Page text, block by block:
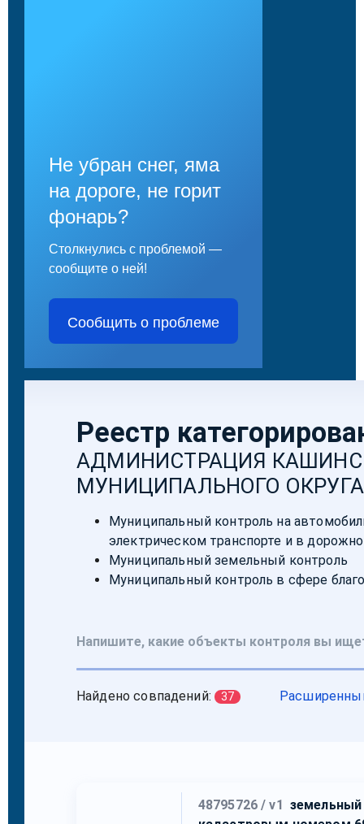
Не убран снег, яма
на дороге, не горит
фонарь?
Столкнулись с проблемой —
сообщите о ней!
Сообщить о проблеме